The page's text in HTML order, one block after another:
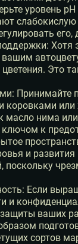
уровень
Это
Принимайте
масло нима
ключом к
и
поскольку
Если
и
ваших
сортов